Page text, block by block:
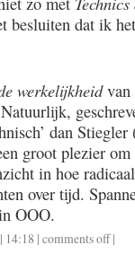
besluiten dat ik
werkelijkheidvan
dan
groot plezier
in hoe
over tijd.
OOO.
14:18 | comments offon
|